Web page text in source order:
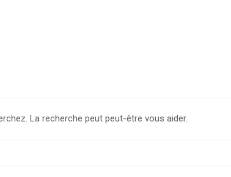
La recherche peut peut-être vous aider.